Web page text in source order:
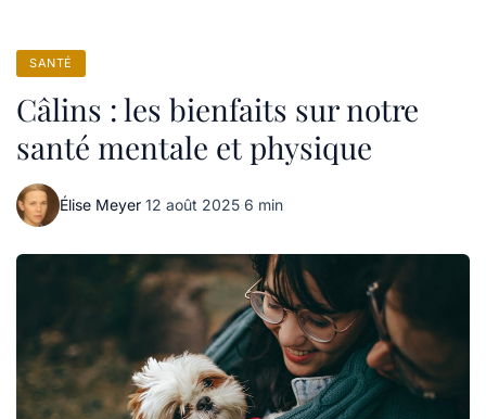
SANTÉ
Câlins : les bienfaits sur notre
santé mentale et physique
Élise Meyer·12 août 2025·6 min